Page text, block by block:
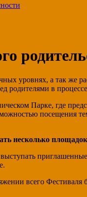
уровнях, а так же
родителями в
Парке, где
посещения
несколько
выступать
всего Фестиваля